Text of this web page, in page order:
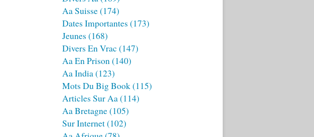
Aa Suisse(174)
Dates Importantes (173)
Jeunes (168)
Divers En Vrac (147)
Aa En Prison(140)
Aa India(123)
Mots Du Big Book(115)
Articles Sur Aa(114)
Aa Bretagne(105)
Sur Internet(102)